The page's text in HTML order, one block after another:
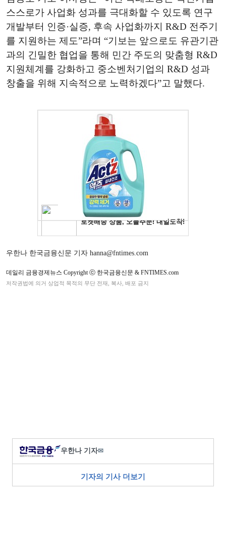
스스로가 사업화 성과를 극대화할 수 있도록 연구
개발부터 인증·실증, 후속 사업화까지 R&D 전주기
를 지원하는 제도”라며 “기보는 앞으로도 유관기관
과의 긴밀한 협업을 통해 민간 주도의 맞춤형 R&D
지원체계를 강화하고 중소벤처기업의 R&D 성과
창출을 위해 지속적으로 노력하겠다”고 말했다.
우한나 한국금융신문 기자 hanna@fntimes.com
데일리 금융경제뉴스 Copyright ⓒ 한국금융신문 & FNTIMES.com
저작권법에 의거 상업적 목적의 무단 전재, 복사, 배포 금지
우한나 기자✉
기자의 기사 더보기